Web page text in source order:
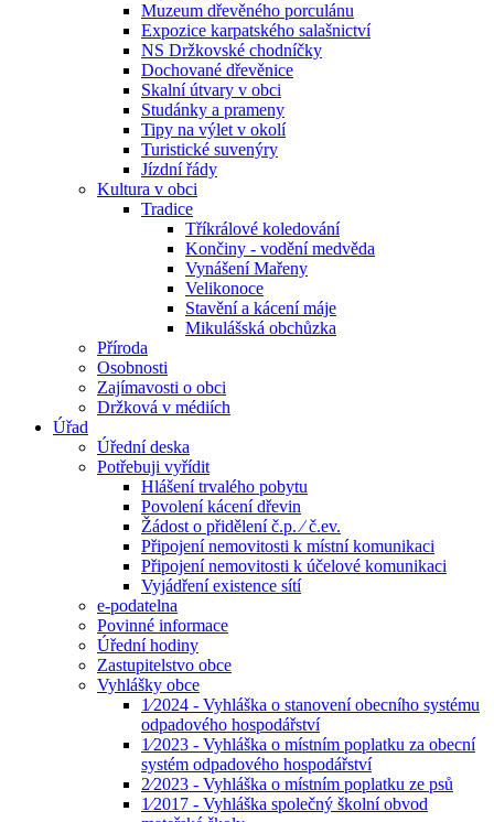
Muzeum dřevěného porculánu
Expozice karpatského salašnictví
NS Držkovské chodníčky
Dochované dřevěnice
Skalní útvary v obci
Studánky a prameny
Tipy na výlet v okolí
Turistické suvenýry
Jízdní řády
Kultura v obci
Tradice
Tříkrálové koledování
Končiny - vodění medvěda
Vynášení Mařeny
Velikonoce
Stavění a kácení máje
Mikulášská obchůzka
Příroda
Osobnosti
Zajímavosti o obci
Držková v médiích
Úřad
Úřední deska
Potřebuji vyřídit
Hlášení trvalého pobytu
Povolení kácení dřevin
Žádost o přidělení č.p. ⁄ č.ev.
Připojení nemovitosti k místní komunikaci
Připojení nemovitosti k účelové komunikaci
Vyjádření existence sítí
e-podatelna
Povinné informace
Úřední hodiny
Zastupitelstvo obce
Vyhlášky obce
1⁄2024 - Vyhláška o stanovení obecního systému
odpadového hospodářství
1⁄2023 - Vyhláška o místním poplatku za obecní
systém odpadového hospodářství
2⁄2023 - Vyhláška o místním poplatku ze psů
1⁄2017 - Vyhláška společný školní obvod